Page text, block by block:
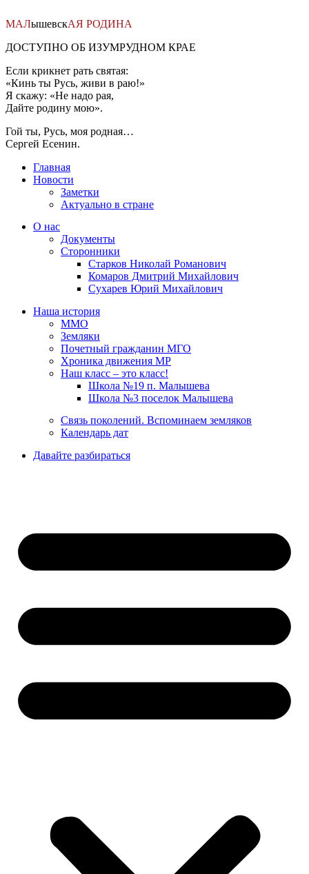
к
МАЛышевскАЯ РОДИНА
ДОСТУПНО ОБ ИЗУМРУДНОМ КРАЕ
Если крикнет рать святая:
«Кинь ты Русь, живи в раю!»
Я скажу: «Не надо рая,
Дайте родину мою».
Гой ты, Русь, моя родная…
Сергей Есенин.
Главная
Новости
Заметки
Актуально в стране
О нас
Документы
Сторонники
Старков Николай Романович
Комаров Дмитрий Михайлович
Сухарев Юрий Михайлович
Наша история
ММО
Земляки
Почетный гражданин МГО
Хроника движения МР
Наш класс – это класс!
Школа №19 п. Малышева
Школа №3 поселок Малышева
Связь поколений. Вспоминаем земляков
Календарь дат
Давайте разбираться